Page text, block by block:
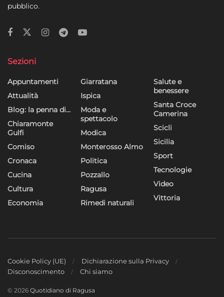
pubblico.
Sezioni
Appuntamenti
Attualità
Blog: la penna di…
Chiaramonte
Gulfi
Comiso
Cronaca
Cucina
Cultura
Economia
Giarratana
Ispica
Moda e
spettacolo
Modica
Monterosso Almo
Politica
Pozzallo
Ragusa
Rimedi naturali
Salute e
benessere
Santa Croce
Camerina
Scicli
Sicilia
Sport
Tecnologie
Video
Vittoria
Cookie Policy (UE)
Dichiarazione sulla Privacy
Disconoscimento
Chi siamo
© 2026 Quotidiano di Ragusa